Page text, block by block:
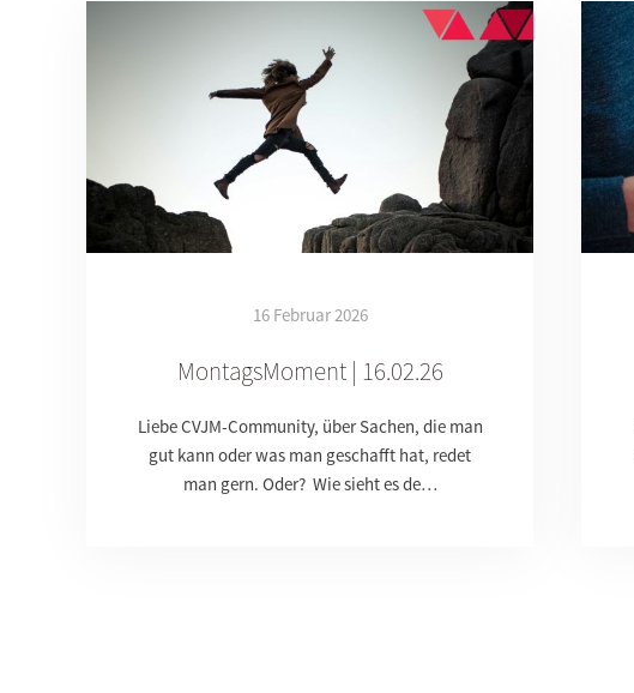
16 Februar 2026
MontagsMoment | 16.02.26
Liebe CVJM-Community, über Sachen, die man
gut kann oder was man geschafft hat, redet
man gern. Oder? Wie sieht es de…